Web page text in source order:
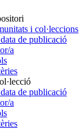
i col·leccions
de publicació
a
de publicació
a